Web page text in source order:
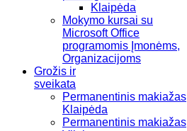
Klaipėda
Mokymo kursai su
Microsoft Office
programomis Įmonėms,
Organizacijoms
Grožis ir
sveikata
Permanentinis makiažas
Klaipėda
Permanentinis makiažas